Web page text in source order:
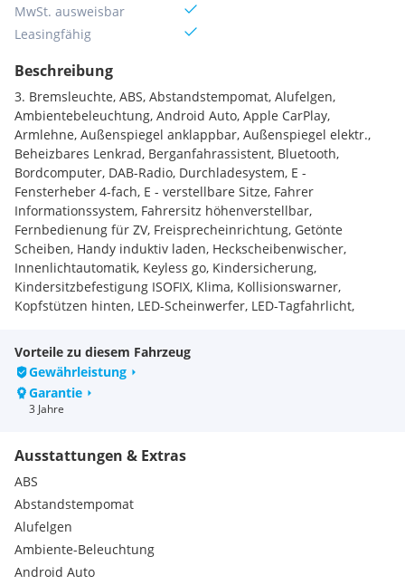
MwSt. ausweisbar
Leasingfähig
Beschreibung
3. Bremsleuchte, ABS, Abstandstempomat, Alufelgen,
Ambientebeleuchtung, Android Auto, Apple CarPlay,
Armlehne, Außenspiegel anklappbar, Außenspiegel elektr.,
Beheizbares Lenkrad, Berganfahrassistent, Bluetooth,
Bordcomputer, DAB-Radio, Durchladesystem, E -
Fensterheber 4-fach, E - verstellbare Sitze, Fahrer
Informationssystem, Fahrersitz höhenverstellbar,
Fernbedienung für ZV, Freisprecheinrichtung, Getönte
Scheiben, Handy induktiv laden, Heckscheibenwischer,
Innenlichtautomatik, Keyless go, Kindersicherung,
Kindersitzbefestigung ISOFIX, Klima, Kollisionswarner,
Kopfstützen hinten, LED-Scheinwerfer, LED-Tagfahrlicht,
Mobile-Tire-System, Multifunktionslenkrad, Multimedia,
Müdigkeitswarnsystem, Navigationssystem,
Notbremsassistent, Notrufsystem, Panoramadach, Parksensor
vorne & hinten, Radio, Regensensor, Sitzbank u. -lehne geteilt
umlegbar, Sitzheizung, Sitzlehne geteilt umlegbar,
Standheizung, USB
Vorteile zu diesem Fahrzeug
Gewährleistung
Garantie
3 Jahre
Ausstattungen & Extras
ABS
Abstandstempomat
Alufelgen
Ambiente-Beleuchtung
Android Auto